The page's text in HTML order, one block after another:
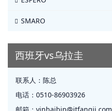
SMARO
西班牙vs乌拉圭
联系人： 陈总
电话： 0510-86903926